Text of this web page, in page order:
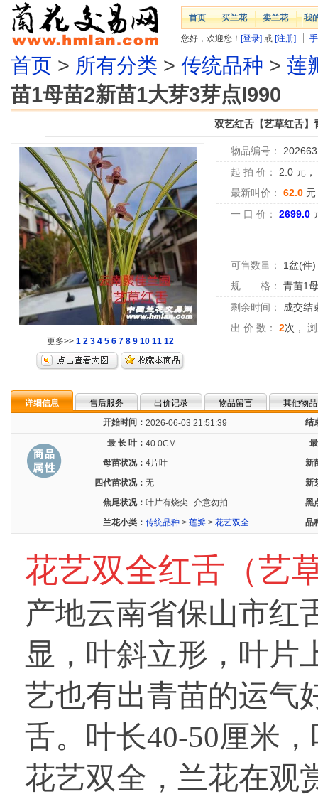
首页 买兰花 卖兰花 我
您好，欢迎您！ [登录] 或 [注册]
首页 > 所有分类 > 传统品种 > 莲
苗1母苗2新苗1大芽3芽点l990
双艺红舌【艺草红舌
更多>> 1 2 3 4 5 6 7 8 9 10 11 12
物品编号：
起 拍 价：
2.0 元，
最新叫价：
62.0 元
一 口 价：
2699.0
可售数量： 1盆(件)
规 格：
青苗1
剩余时间：
成交结
出 价 数：
2次，
详细信息 售后服务 出价记录 物品留言
其他物品
开始时间： 2026-06-03 21:51:39 结
最 长 叶： 40.0CM
母苗状况： 4片叶
新
四代苗状况： 无
新
焦尾状况： 叶片有烧尖--介意勿拍
黑
兰花小类： 传统品种 > 莲瓣 > 花艺双全 品
花艺双全红舌（艺
产地云南省保山市红
显， 叶斜立形，叶片
艺也有出青苗的运气
舌。叶长40-50厘米
花艺双全，兰花在观